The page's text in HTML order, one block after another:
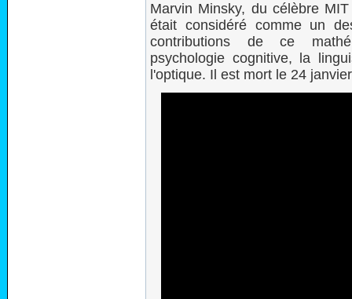
Marvin Minsky, du célèbre
était considéré comme un
contributions de ce
psychologie cognitive, la
l'optique. Il est mort le 24